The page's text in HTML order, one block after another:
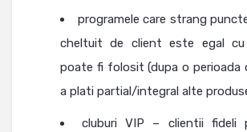
programele care strang
cheltuit de client este egal
poate fi folosit (dupa o perioada
a plati partial/integral alte
cluburi VIP – clientii fideli